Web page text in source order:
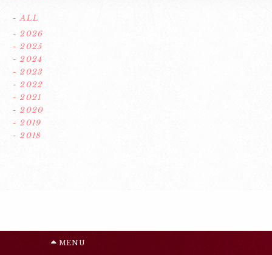
- ALL
- 2026
- 2025
- 2024
- 2023
- 2022
- 2021
- 2020
- 2019
- 2018
MENU